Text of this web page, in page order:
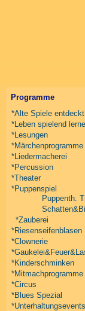
Programme
*Alte Spiele entdeckt
*Leben spielend
*Lesungen
*Märchenprogramme
*Liedermacherei
*Percussion
*Theater
*Puppenspiel
Puppenth.
*Zauberei
*Riesenseifenblasen
*Clownerie
*Kinderschminken
*Mitmachprogramme
*Circus
*Blues Spezial
*Unterhaltungsevents